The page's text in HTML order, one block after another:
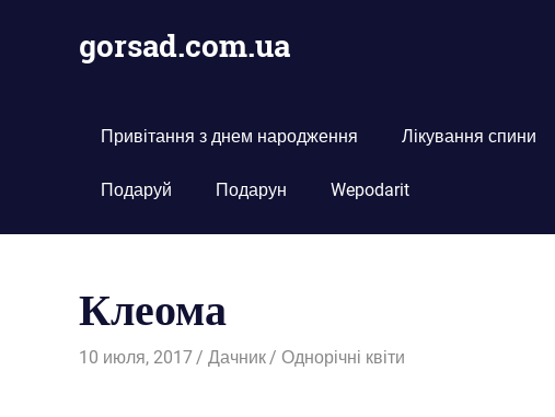
gorsad.com.ua
Привітання з днем народження Лікування спини
Подаруй Подарун Wepodarit
Клеома
10 июля, 2017 Дачник Однорічні квіти